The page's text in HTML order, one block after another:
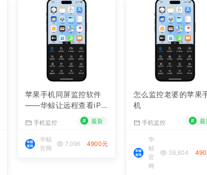
苹果手机同屏监控软件
——华鲸让远程查看iPh
one屏幕成为可能
手机监控 # 最新
华鲸
官网
7,096 4900元
怎么监控老婆的苹果
机
手机监控 # 最
华
鲸
官
网
36,604